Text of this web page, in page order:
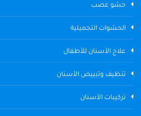
حشو عصب
الحشوات التجميلية
علاج الأسنان للأطفال
تنظيف وتبييض الأسنان
تركيبات الأسنان